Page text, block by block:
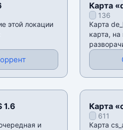
этой локации
Карта
136
Карта
карта,
1.6
и
Карта
611
Карта